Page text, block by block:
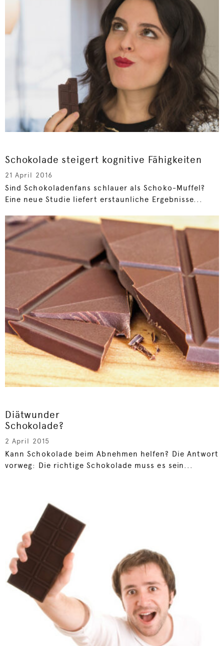
Schokolade steigert kognitive Fähigkeiten
21 April 2016
Sind Schokoladenfans schlauer als Schoko-Muffel?
Eine neue Studie liefert erstaunliche Ergebnisse...
Diätwunder
Schokolade?
2 April 2015
Kann Schokolade beim Abnehmen helfen? Die Antwort
vorweg: Die richtige Schokolade muss es sein...